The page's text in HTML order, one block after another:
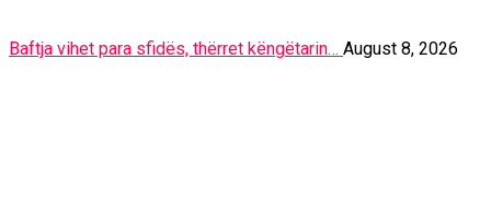
Baftja vihet para sfidës, thërret këngëtarin… August 8, 2026